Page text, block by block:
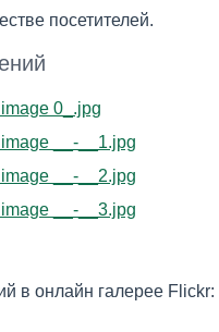
посетителей.
в онлайн галерее Flickr: